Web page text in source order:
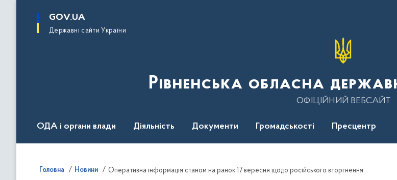
основного
GOV.UA
Державні сайти України
Рівненська обласна
ОФІЦІЙНИЙ ВЕБСАЙТ
ОДА і органи влади Діяльність Документи Громадськості Пресцентр
Головна Новини Оперативна інформація станом на ранок 17 вересня щодо російського вторгнення